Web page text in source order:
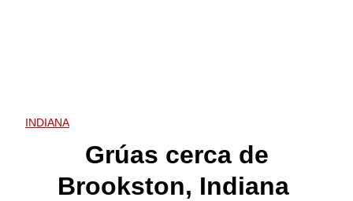
INDIANA
Grúas cerca de
Brookston, Indiana